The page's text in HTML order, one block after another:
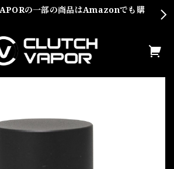
の一部の商品はAmazonでも購